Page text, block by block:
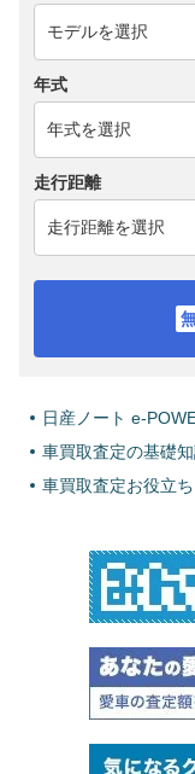
年式
走行距離
日産ノート e-
車買取査定の基礎
車買取査定お役立